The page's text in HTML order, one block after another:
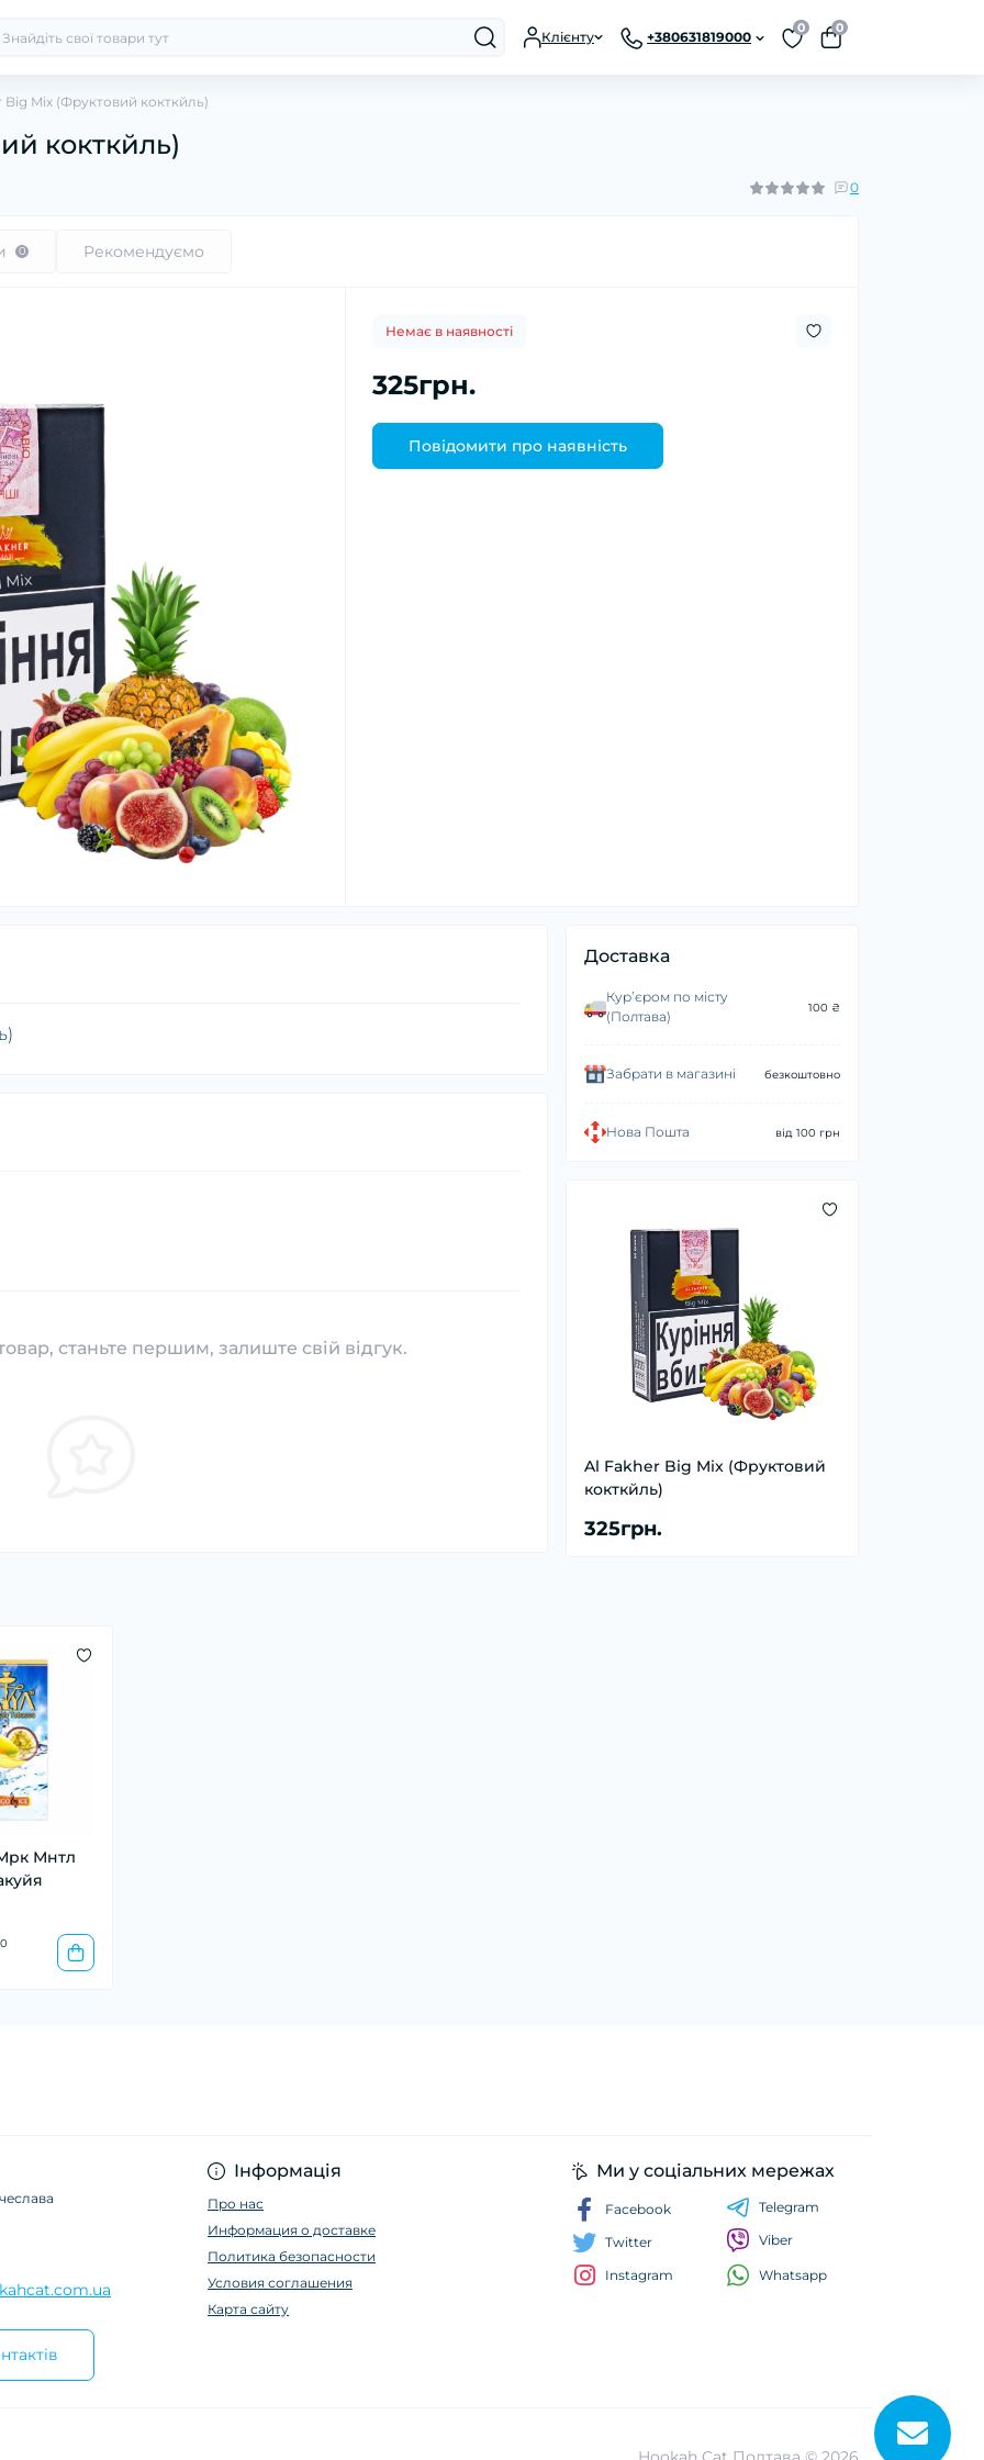
Клієнту +380631819000
0 0
Big Mix (Фруктовий кокткйль)
кокткйль)
0
0 Рекомендуємо
Немає в наявності
325грн.
Повідомити про наявність
Доставка
Курʼєром по місту
(Полтава)
100 ₴
Забрати в магазині безкоштовно
Нова Пошта від 100 грн
Al Fakher Big Mix (Фруктовий
кокткйль)
325грн.
станьте першим, залиште свій відгук.
Мнтл
0
Інформація
Про нас
Информация о доставке
Политика безопасности
Условия соглашения
Карта сайту
Ми у соціальних мережах
Facebook
Twitter
Instagram
Telegram
Viber
Whatsapp